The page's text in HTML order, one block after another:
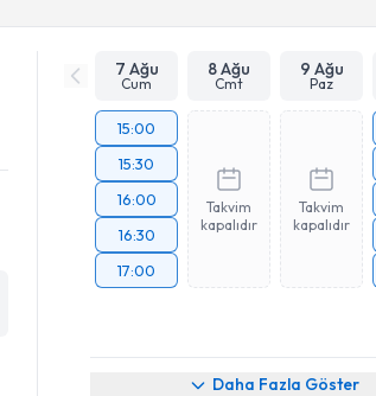
7 Ağu
Cum
8 Ağu
Cmt
9 Ağu
Paz
15:00
15:30
16:00
16:30
17:00
Takvim
kapalıdır
Takvim
kapalıdır
Daha Fazla Göster